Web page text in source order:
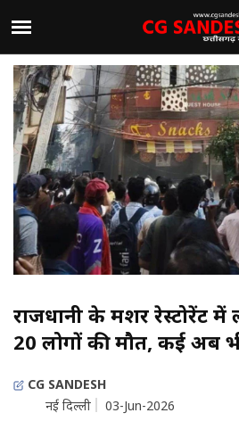
राजधानी के मशहूर रेस्टोरेंट
20 लोगों की मौत, कई अब
CG SANDESH
नई दिल्ली
03-Jun-2026